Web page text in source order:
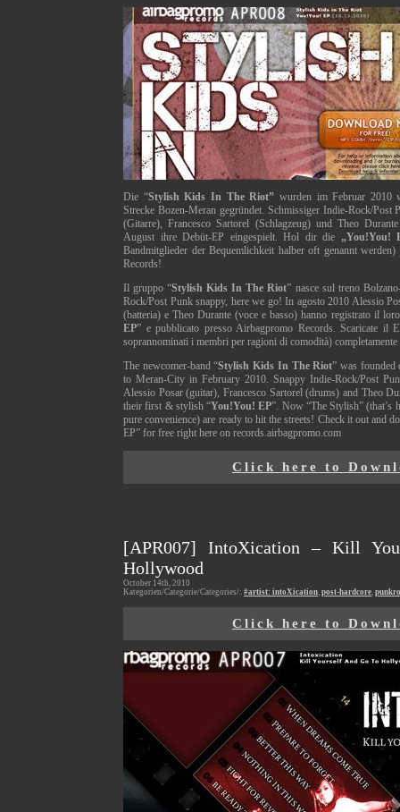
Die “Stylish Kids In The Riot” wurden im Februar 2010
Strecke Bozen-Meran gegründet. Schmissiger Indie-Rock/Post
(Gitarre), Francesco Sartorel (Schlagzeug) und Theo
August ihre Debüt-EP eingespielt. Hol dir die „You!You!
Bandmitglieder der Bequemlichkeit halber oft genannt
Records!
Il gruppo “Stylish Kids In The Riot” nasce sul treno
Rock/Post Punk snappy, here we go! In agosto 2010 Alessio
(batteria) e Theo Durante (voce e basso) hanno registrato il
EP” e pubblicato presso Airbagpromo Records. Scaricate il
soprannominati i membri per ragioni di comodità)
The newcomer-band “Stylish Kids In The Riot” was founded
to Meran-City in February 2010. Snappy Indie-Rock/Post
Alessio Posar (guitar), Francesco Sartorel (drums) and Theo
their first & stylish “You!You! EP”. Now “The Stylish” (that’s
pure convenience) are ready to hit the streets! Check it out and
EP” for free right here on records.airbagpromo.com
Click here to
[APR007] IntoXication – Kill
Hollywood
October 14th, 2010
Kategorien/Categorie/Categories/: #artist: intoXication, post-hardcore,
Click here to